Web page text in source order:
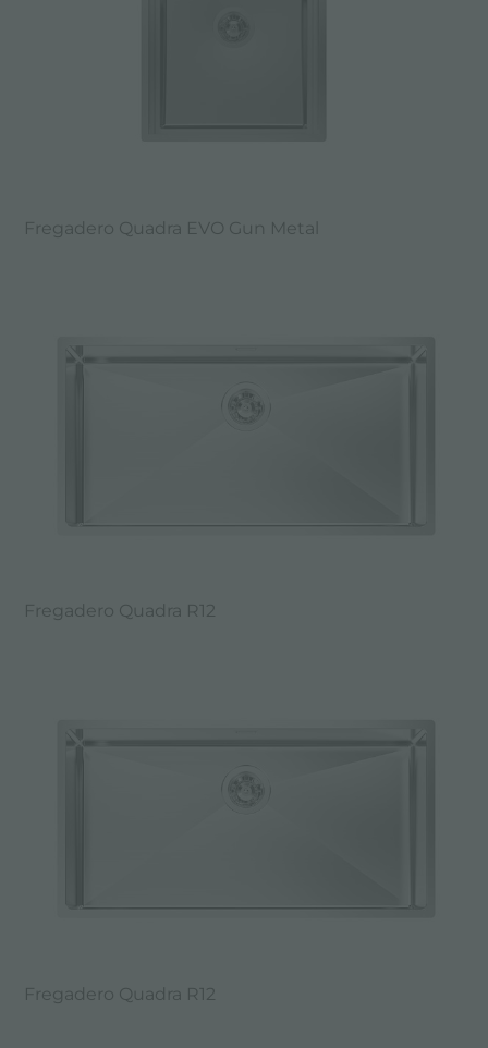
Fregadero Quadra EVO Gun Metal
Fregadero Quadra R12
Fregadero Quadra R12